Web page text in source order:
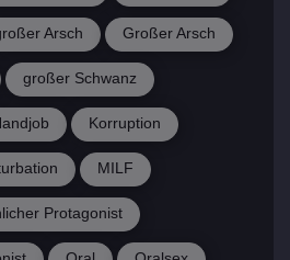
Arsch Großer Arsch
großer Schwanz
Korruption
MILF
Protagonist